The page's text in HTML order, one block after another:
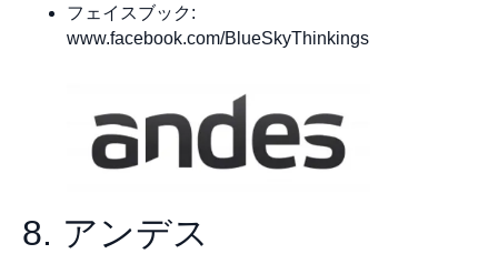
フェイスブック:
www.facebook.com/BlueSkyThinkings
8. アンデス